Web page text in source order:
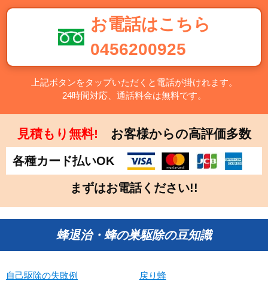
お電話はこちら
0456200925
上記ボタンをタップいただくと電話が掛けれます。
24時間対応、通話料金は無料です。
見積もり無料! お客様からの高評価多数
各種カード払いOK
まずはお電話ください!!
蜂退治・蜂の巣駆除の豆知識
自己駆除の失敗例 戻り蜂